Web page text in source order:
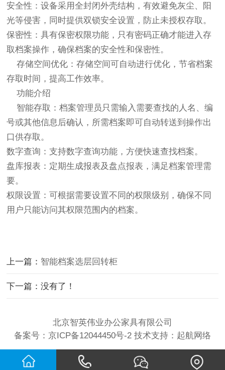
安全性：设备采用全封闭外壳结构，有效避免灰尘、阳
光等侵害，同时提供双锁安全设置，防止未授权存取。
保密性：具有保密权限功能，只有密码正确才能进入存
取档案操作，确保档案的安全性和保密性。
存储空间优化：存储空间可自动进行优化，节省档案
存取时间，提高工作效率。
功能介绍
智能存取：档案管理员只需输入需要查找的人名、编
号或其他信息后确认，所需档案即可自动转送到操作出
口供存取。
数字查询：支持数字查询功能，方便快速查找档案。
盘库报表：定期生成报表及盘点报表，满足档案管理需
要。
权限设置：可根据需要设置不同的权限级别，确保不同
用户只能访问其权限范围内的档案。
上一篇： 智能档案选层回转柜
下一篇：没有了！
北京智英伟业办公家具有限公司
备案号： 京ICP备12044450号-2 技术支持： 起航网络